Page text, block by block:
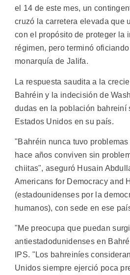
el 14 de este mes, un
cruzó la carretera elevada que
con el propósito de proteger la
régimen, pero terminó
monarquía de Jalifa.
La respuesta saudita a la
Bahréin y la indecisión de
dudas en la población bahreiní
Estados Unidos en su país.
"Bahréin nunca tuvo
hace años conviven sin
chiitas", aseguró Husain
Americans for Democracy and
(estadounidenses por la
humanos), con sede en ese
"Me preocupa que puedan
antiestadodunidenses en
IPS. "Los bahreiníes
Unidos siempre ejerció poca